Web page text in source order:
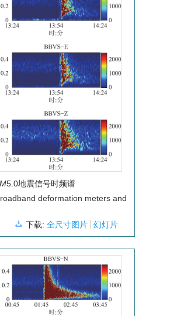
5.0地震信号时频谱
deformation meters and
下载:全尺寸图片 幻灯片